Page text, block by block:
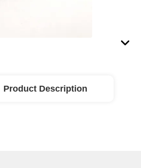
Product Description